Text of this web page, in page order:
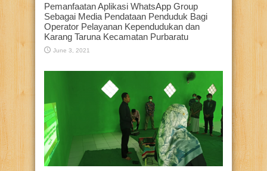
Pemanfaatan Aplikasi WhatsApp Group
Sebagai Media Pendataan Penduduk Bagi
Operator Pelayanan Kependudukan dan
Karang Taruna Kecamatan Purbaratu
June 3, 2021